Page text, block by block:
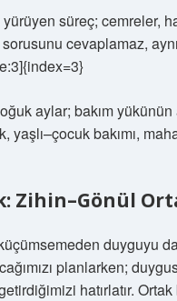
yürüyen süreç; cemreler,
cevaplamaz,
aylar; bakım yükünün
bakımı,
Zihin–Gönül
duyguyu
planlarken;
hatırlatır.